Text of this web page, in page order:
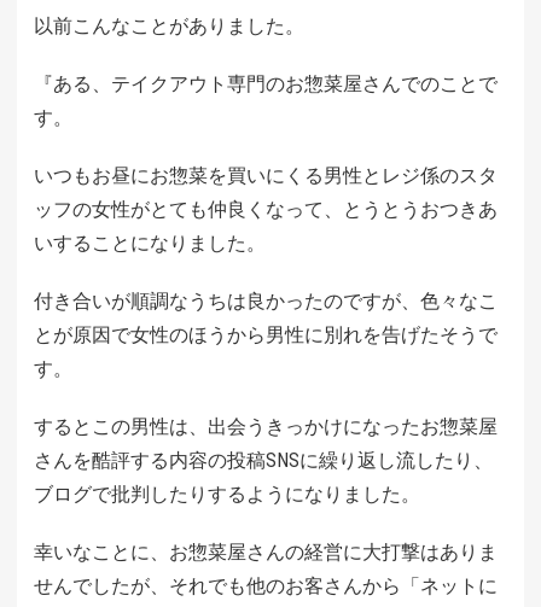
以前こんなことがありました。
『ある、テイクアウト専門のお惣菜屋さんでのことで
す。
いつもお昼にお惣菜を買いにくる男性とレジ係のスタ
ッフの女性がとても仲良くなって、とうとうおつきあ
いすることになりました。
付き合いが順調なうちは良かったのですが、色々なこ
とが原因で女性のほうから男性に別れを告げたそうで
す。
するとこの男性は、出会うきっかけになったお惣菜屋
さんを酷評する内容の投稿SNSに繰り返し流したり、
ブログで批判したりするようになりました。
幸いなことに、お惣菜屋さんの経営に大打撃はありま
せんでしたが、それでも他のお客さんから「ネットに